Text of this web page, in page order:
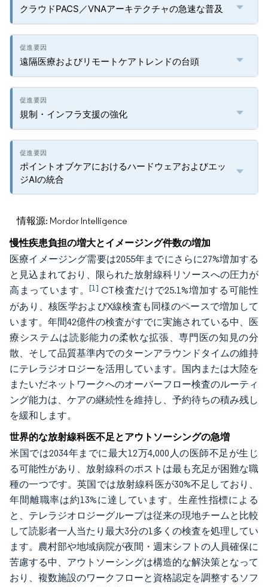
クラウドPACS／VNAアーキテクチャの急速な普及
遠隔医療およびリモートケアトレンドの台頭
規制・インフラ支援の強化
ポイントオブケアにおけるハードウェアおよびエッ
ジAIの統合
情報源: Mordor Intelligence
慢性疾患負担の増大とイメージング件数の増加
医療イメージング需要は2055年までにさらに27%増加する
と見込まれており、限られた放射線科リソースへの圧力が
高まっています。[1] CT検査だけで25.1%増加する可能性
があり、核医学およびX線検査も同様のペースで増加して
います。年間42億件の検査がすでに実施されている中、医
療システムは読影能力の柔軟な拡張、専門医の知見の分
散、そして品質基準内でのターンアラウンドタイムの維持
にテレラジオロジーを活用しています。国内または大陸を
またいだネットワークへのオーバーフロー検査のルーティ
ング能力は、ケアの継続性を維持し、予約待ちの積み残し
を緩和します。
世界的な放射線科医不足とアウトソーシングの急増
米国では2034年までに最大12万4,000人の医師不足が生じ
る可能性があり、放射線科のポストは最も充足が困難な職
種の一つです。英国では放射線科医が30%不足しており、
年間離職率は約13%に達しています。生産性指標による
と、テレラジオロジーグループは従来の現地チームと比較
して読影者一人当たり最大3分の1多くの検査を処理してい
ます。農村部や地域病院が夜間・週末シフトの人員確保に
苦慮する中、アウトソーシングは構造的な解決策となって
おり、複数施設のワークフローと資格認定を調整するソフ